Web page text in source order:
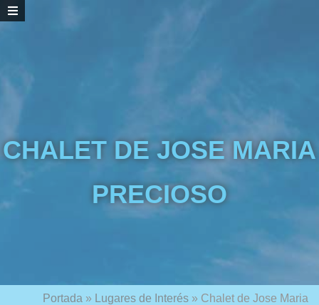
CHALET DE JOSE MARIA
PRECIOSO
Portada » Lugares de Interés » Chalet de Jose Maria